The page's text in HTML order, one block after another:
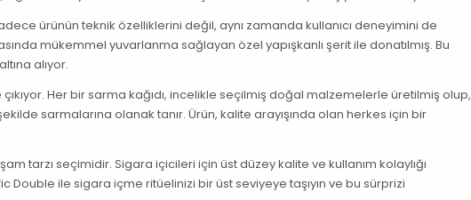
ürünün teknik özelliklerini değil, aynı zamanda kullanıcı deneyimini de
mükemmel yuvarlanma sağlayan özel yapışkanlı şerit ile donatılmış. Bu
alıyor.
Her bir sarma kağıdı, incelikle seçilmiş doğal malzemelerle üretilmiş olup,
sarmalarına olanak tanır. Ürün, kalite arayışında olan herkes için bir
tarzı seçimidir. Sigara içicileri için üst düzey kalite ve kullanım kolaylığı
Double ile sigara içme ritüelinizi bir üst seviyeye taşıyın ve bu sürprizi